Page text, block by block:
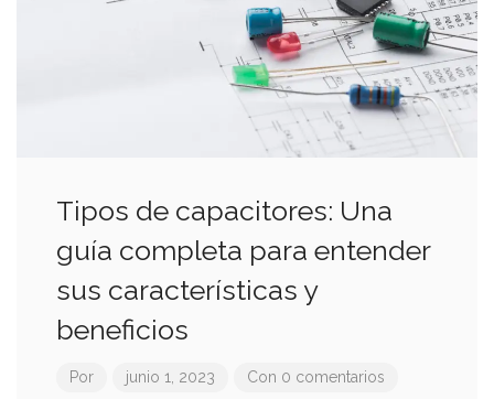
Tipos de capacitores: Una
guía completa para entender
sus características y
beneficios
Por junio 1, 2023 Con 0 comentarios